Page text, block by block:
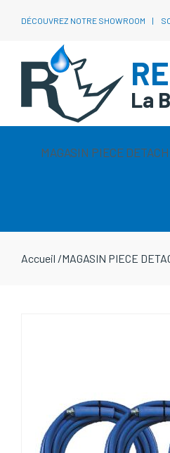
DÉCOUVREZ NOTRE SHOWROOM
La
MAGASIN PIECE
Accueil /MAGASIN PIECE